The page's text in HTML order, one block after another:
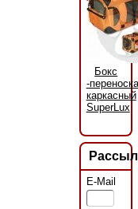
Бокс
-переноска
каркасный
SuperLux
E-Mail